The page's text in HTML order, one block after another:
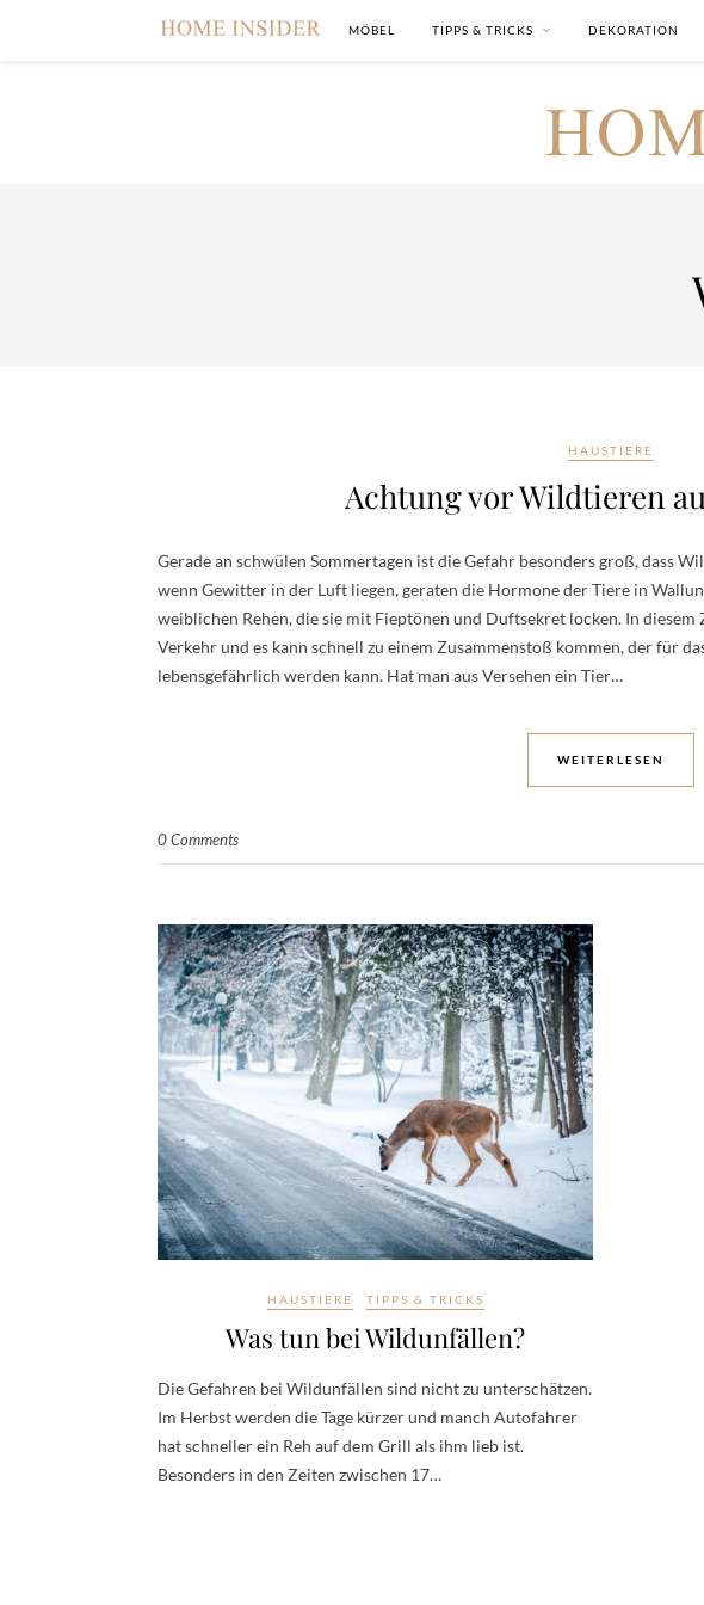
MÖBEL TIPPS & TRICKS DEKORATION
HAUSTIERE
Achtung vor Wildtieren
Gerade an schwülen Sommertagen ist die Gefahr besonders groß, dass
wenn Gewitter in der Luft liegen, geraten die Hormone der Tiere in
weiblichen Rehen, die sie mit Fieptönen und Duftsekret locken. In diesem
Verkehr und es kann schnell zu einem Zusammenstoß kommen, der für
lebensgefährlich werden kann. Hat man aus Versehen ein Tier…
WEITERLESEN
0 Comments
HAUSTIERE TIPPS & TRICKS
Was tun bei Wildunfällen?
Die Gefahren bei Wildunfällen sind nicht zu unterschätzen.
Im Herbst werden die Tage kürzer und manch Autofahrer
hat schneller ein Reh auf dem Grill als ihm lieb ist.
Besonders in den Zeiten zwischen 17…